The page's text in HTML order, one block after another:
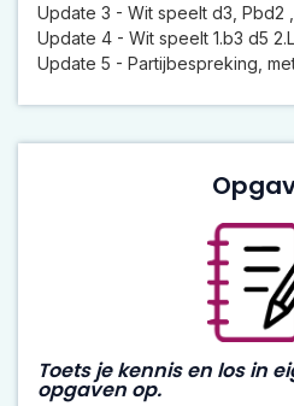
Update 3 - Wit speelt d3, Pbd2
Update 4 - Wit speelt 1.b3 d5
Update 5 - Partijbespreking,
Toets je kennis en los in
opgaven op.